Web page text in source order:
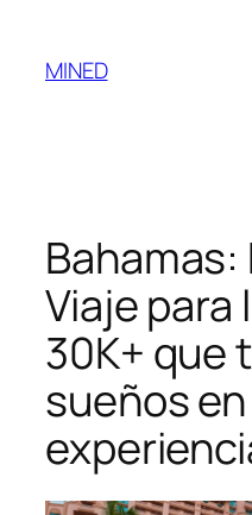
contenido
MINED
Bahamas:
Viaje para
30K+ que
sueños en